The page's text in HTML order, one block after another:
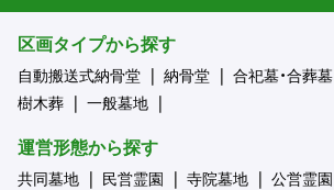
区画タイプから探す
自動搬送式納骨堂 納骨堂 合祀墓・合葬墓
樹木葬
一般墓地
運営形態から探す
共同墓地 民営霊園 寺院墓地 公営霊園